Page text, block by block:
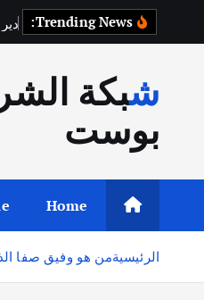
إ
ى
دير
شبكة الشرقية
بوست
Home
الرئيسيةمن هو وفيق صفا